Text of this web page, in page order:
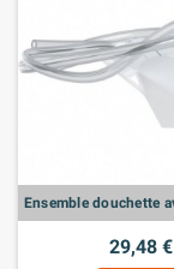
29,48 €